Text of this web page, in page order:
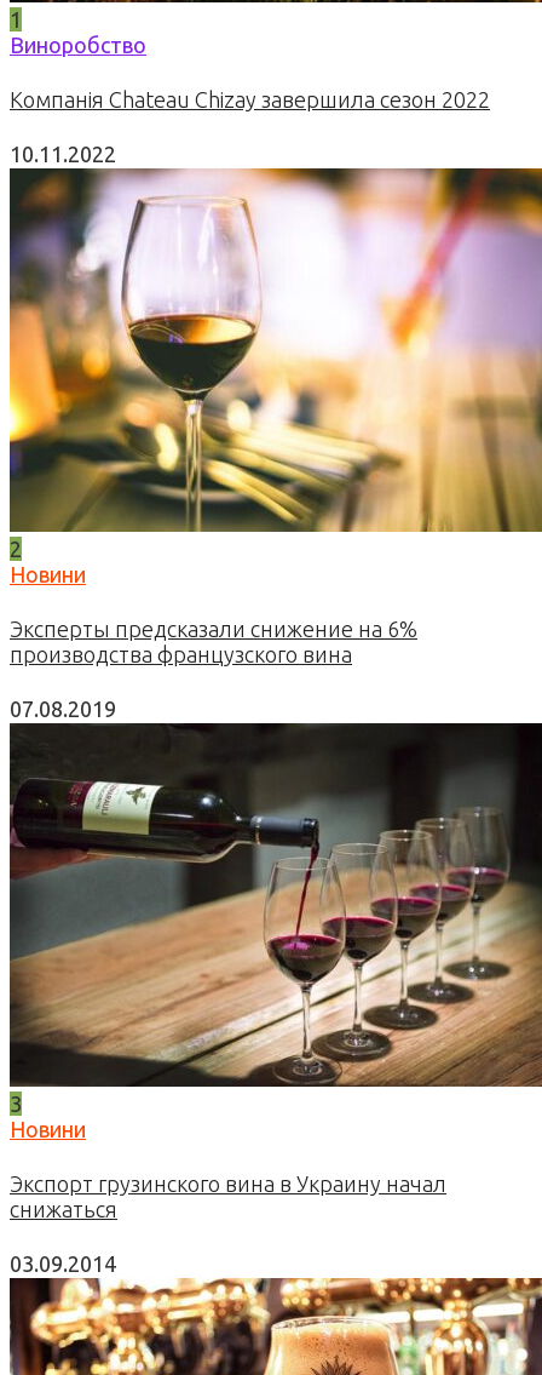
1
Виноробство
Компанія Chateau Chizay завершила сезон 2022
10.11.2022
2
Новини
Эксперты предсказали снижение на 6%
производства французского вина
07.08.2019
3
Новини
Экспорт грузинского вина в Украину начал
снижаться
03.09.2014